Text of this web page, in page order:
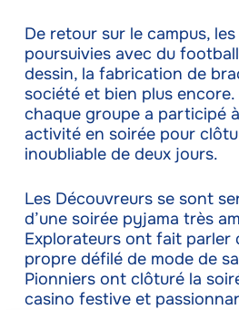
De retour sur le campus,
poursuivies avec du
dessin, la fabrication de
société et bien plus encore.
chaque groupe a participé
activité en soirée pour
inoubliable de deux jours.
Les Découvreurs se sont
d’une soirée pyjama très
Explorateurs ont fait parler
propre défilé de mode de
Pionniers ont clôturé la
casino festive et